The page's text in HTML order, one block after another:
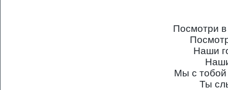
Посмотри в
Наши
Мы с
Ты